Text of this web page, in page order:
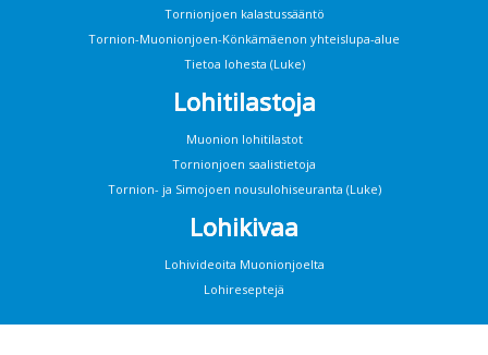
Tornionjoen kalastussääntö
Tornion-Muonionjoen-Könkämäenon yhteislupa-alue
Tietoa lohesta (Luke)
Lohitilastoja
Muonion lohitilastot
Tornionjoen saalistietoja
Tornion- ja Simojoen nousulohiseuranta (Luke)
Lohikivaa
Lohivideoita Muonionjoelta
Lohireseptejä